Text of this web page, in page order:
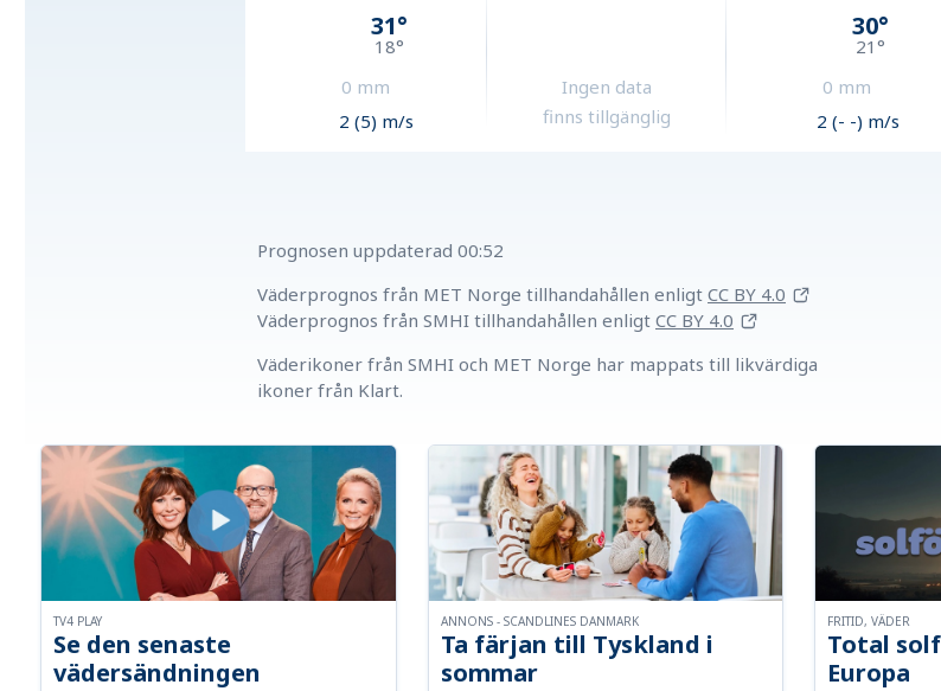
31°
18°
0 mm
2 (5) m/s
Ingen data
finns tillgänglig
30°
21 °
0 mm
2 (- -) m/s
Prognosen uppdaterad 00:52
Väderprognos från MET Norge tillhandahållen enligt CC BY 4.0
Väderprognos från SMHI tillhandahållen enligt CC BY 4.0
Väderikoner från SMHI och MET Norge har mappats till likvärdiga
ikoner från Klart.
Se den senaste
vädersändningen
TV4 PLAY
Ta färjan till Tyskland i
sommar
ANNONS - SCANDLINES DANMARK
Total
Europa
FRITID, VÄDER